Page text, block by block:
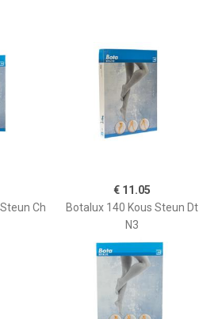
Ch
€ 11.05
Botalux 140 Kous Steun Dt
N3